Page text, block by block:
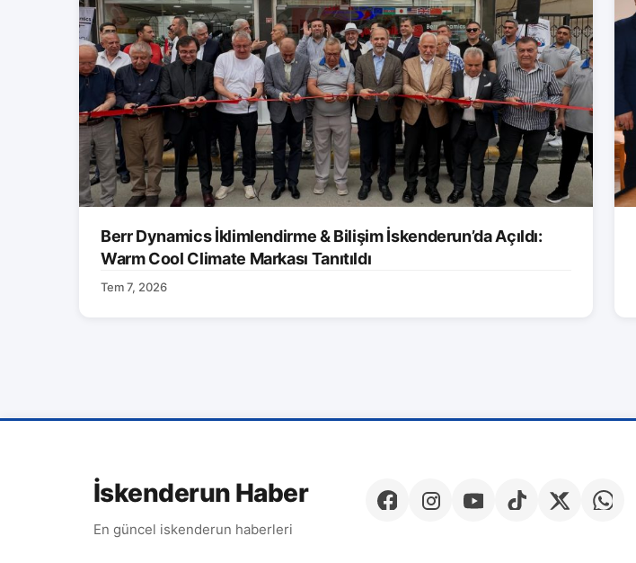
Berr Dynamics İklimlendirme & Bilişim İskenderun’da Açıldı:
Warm Cool Climate Markası Tanıtıldı
Tem 7, 2026
İskenderun Haber
En güncel iskenderun haberleri